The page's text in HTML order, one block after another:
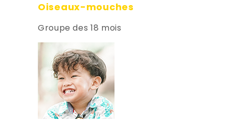
Oiseaux-mouches
Groupe des 18 mois